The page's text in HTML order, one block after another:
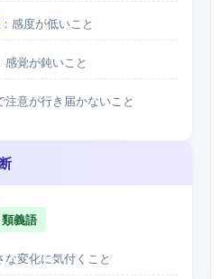
：感度が低いこと
感覚が鈍いこと
注意が行き届かないこと
類義語
な変化に気付くこと